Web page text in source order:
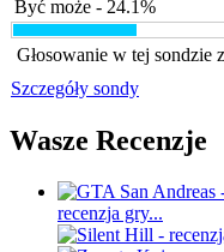
Być może - 24.1%
Głosowanie w tej sondzie
Szczegóły sondy
Wasze Recenzje
recenzja gry...